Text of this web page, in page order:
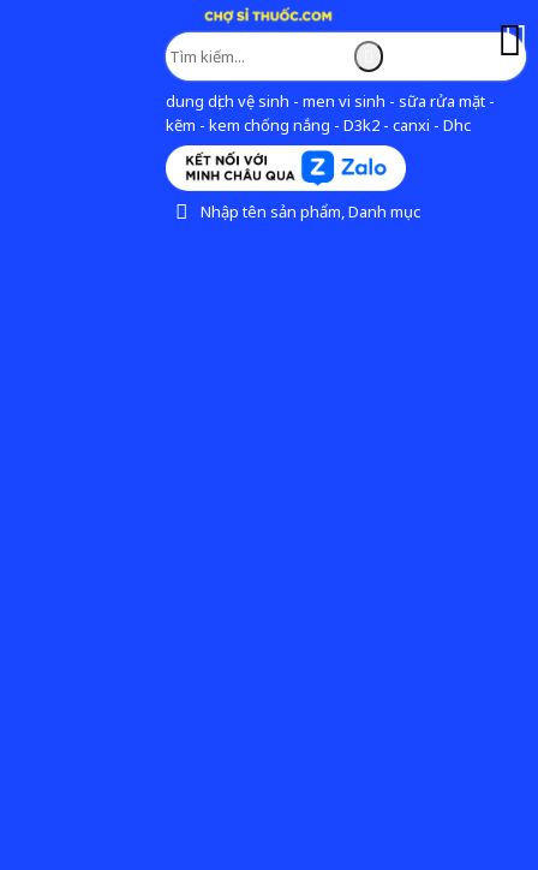
dung dịch vệ sinh - men vi sinh - sữa rửa mặt -
kẽm - kem chống nắng - D3k2 - canxi - Dhc
Nhập tên sản phẩm, Danh mục